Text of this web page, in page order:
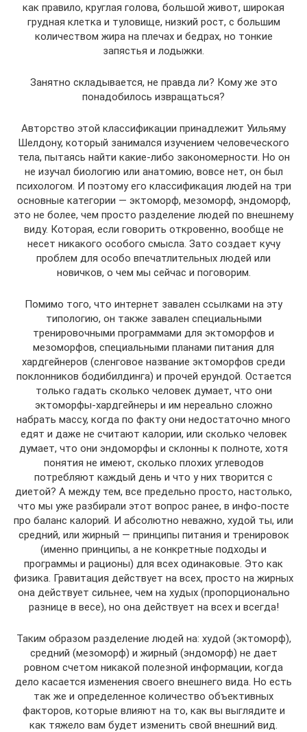
как правило, круглая голова, большой живот, широкая
грудная клетка и туловище, низкий рост, с большим
количеством жира на плечах и бедрах, но тонкие
запястья и лодыжки.
Занятно складывается, не правда ли? Кому же это
понадобилось извращаться?
Авторство этой классификации принадлежит Уильяму
Шелдону, который занимался изучением человеческого
тела, пытаясь найти какие-либо закономерности. Но он
не изучал биологию или анатомию, вовсе нет, он был
психологом. И поэтому его классификация людей на три
основные категории — эктоморф, мезоморф, эндоморф,
это не более, чем просто разделение людей по внешнему
виду. Которая, если говорить откровенно, вообще не
несет никакого особого смысла. Зато создает кучу
проблем для особо впечатлительных людей или
новичков, о чем мы сейчас и поговорим.
Помимо того, что интернет завален ссылками на эту
типологию, он также завален специальными
тренировочными программами для эктоморфов и
мезоморфов, специальными планами питания для
хардгейнеров (сленговое название эктоморфов среди
поклонников бодибилдинга) и прочей ерундой. Остается
только гадать сколько человек думает, что они
эктоморфы-хардгейнеры и им нереально сложно
набрать массу, когда по факту они недостаточно много
едят и даже не считают калории, или сколько человек
думает, что они эндоморфы и склонны к полноте, хотя
понятия не имеют, сколько плохих углеводов
потребляют каждый день и что у них творится с
диетой? А между тем, все предельно просто, настолько,
что мы уже разбирали этот вопрос ранее, в инфо-посте
про баланс калорий. И абсолютно неважно, худой ты, или
средний, или жирный — принципы питания и тренировок
(именно принципы, а не конкретные подходы и
программы и рационы) для всех одинаковые. Это как
физика. Гравитация действует на всех, просто на жирных
она действует сильнее, чем на худых (пропорционально
разнице в весе), но она действует на всех и всегда!
Таким образом разделение людей на: худой (эктоморф),
средний (мезоморф) и жирный (эндоморф) не дает
ровном счетом никакой полезной информации, когда
дело касается изменения своего внешнего вида. Но есть
так же и определенное количество объективных
факторов, которые влияют на то, как вы выглядите и
как тяжело вам будет изменить свой внешний вид.